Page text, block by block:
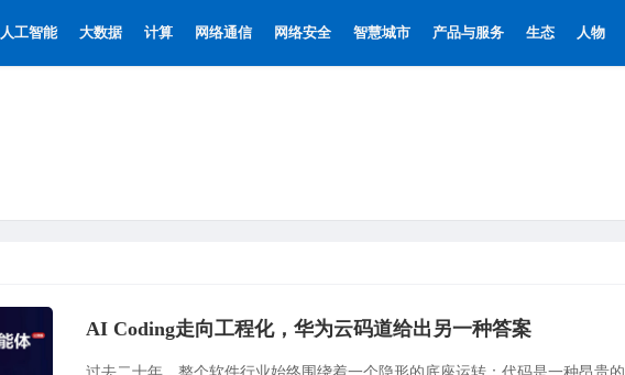
人工智能 大数据 计算 网络通信 网络安全 智慧城市 产品与服务 生态 人物
AI Coding走向工程化，华为云码道给出另一种答案